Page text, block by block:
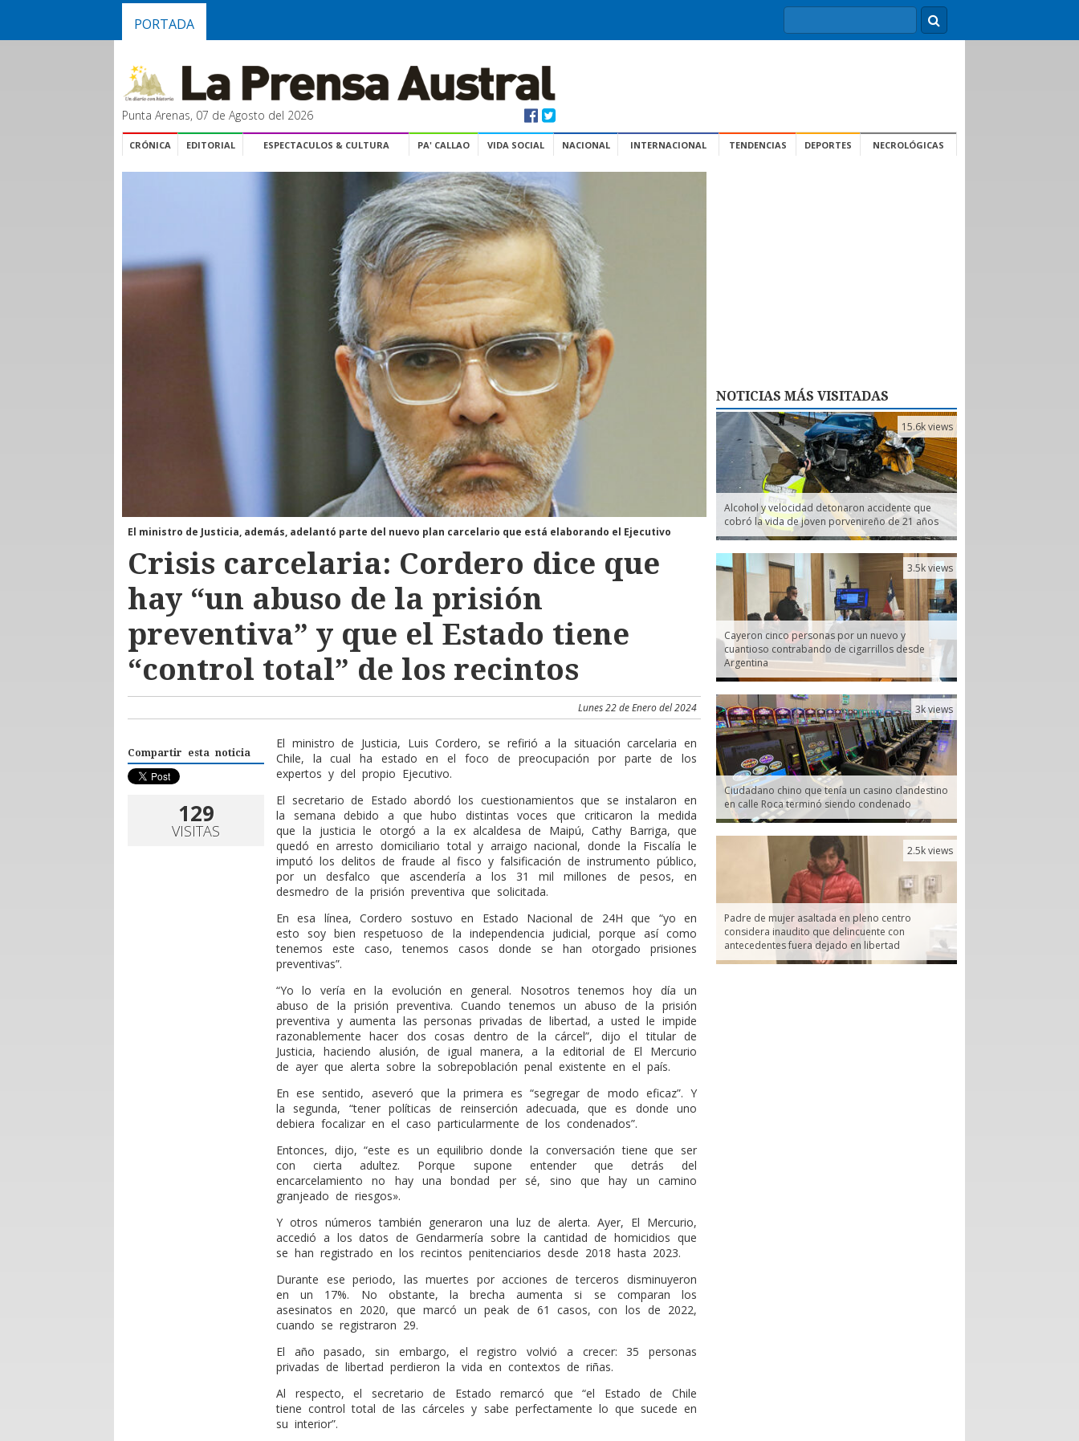
PORTADA
Punta Arenas, 07 de Agosto del 2026
CRÓNICA EDITORIAL ESPECTACULOS & CULTURA PA' CALLAO VIDA SOCIAL NACIONAL INTERNACIONAL TENDENCIAS DEPORTES NECROLÓGICAS
El ministro de Justicia, además, adelantó parte del nuevo plan carcelario que está elaborando el Ejecutivo
Crisis carcelaria: Cordero dice que
hay “un abuso de la prisión
preventiva” y que el Estado tiene
“control total” de los recintos
Lunes 22 de Enero del 2024
Compartir esta noticia
129
VISITAS
El ministro de Justicia, Luis Cordero, se refirió a la situación carcelaria en
Chile, la cual ha estado en el foco de preocupación por parte de los
expertos y del propio Ejecutivo.
El secretario de Estado abordó los cuestionamientos que se instalaron en
la semana debido a que hubo distintas voces que criticaron la medida
que la justicia le otorgó a la ex alcaldesa de Maipú, Cathy Barriga, que
quedó en arresto domiciliario total y arraigo nacional, donde la Fiscalía le
imputó los delitos de fraude al fisco y falsificación de instrumento público,
por un desfalco que ascendería a los 31 mil millones de pesos, en
desmedro de la prisión preventiva que solicitada.
En esa línea, Cordero sostuvo en Estado Nacional de 24H que “yo en
esto soy bien respetuoso de la independencia judicial, porque así como
tenemos este caso, tenemos casos donde se han otorgado prisiones
preventivas”.
“Yo lo vería en la evolución en general. Nosotros tenemos hoy día un
abuso de la prisión preventiva. Cuando tenemos un abuso de la prisión
preventiva y aumenta las personas privadas de libertad, a usted le impide
razonablemente hacer dos cosas dentro de la cárcel”, dijo el titular de
Justicia, haciendo alusión, de igual manera, a la editorial de El Mercurio
de ayer que alerta sobre la sobrepoblación penal existente en el país.
En ese sentido, aseveró que la primera es “segregar de modo eficaz”. Y
la segunda, “tener políticas de reinserción adecuada, que es donde uno
debiera focalizar en el caso particularmente de los condenados”.
Entonces, dijo, “este es un equilibrio donde la conversación tiene que ser
con cierta adultez. Porque supone entender que detrás del
encarcelamiento no hay una bondad per sé, sino que hay un camino
granjeado de riesgos».
Y otros números también generaron una luz de alerta. Ayer, El Mercurio,
accedió a los datos de Gendarmería sobre la cantidad de homicidios que
se han registrado en los recintos penitenciarios desde 2018 hasta 2023.
Durante ese periodo, las muertes por acciones de terceros disminuyeron
en un 17%. No obstante, la brecha aumenta si se comparan los
asesinatos en 2020, que marcó un peak de 61 casos, con los de 2022,
cuando se registraron 29.
El año pasado, sin embargo, el registro volvió a crecer: 35 personas
privadas de libertad perdieron la vida en contextos de riñas.
Al respecto, el secretario de Estado remarcó que “el Estado de Chile
tiene control total de las cárceles y sabe perfectamente lo que sucede en
su interior”.
NOTICIAS MÁS VISITADAS
Alcohol y velocidad detonaron accidente que
cobró la vida de joven porvenireño de 21 años
15.6k views
Cayeron cinco personas por un nuevo y
cuantioso contrabando de cigarrillos desde
Argentina
3.5k views
Ciudadano chino que tenía un casino clandestino
en calle Roca terminó siendo condenado
3k views
Padre de mujer asaltada en pleno centro
considera inaudito que delincuente con
antecedentes fuera dejado en libertad
2.5k views